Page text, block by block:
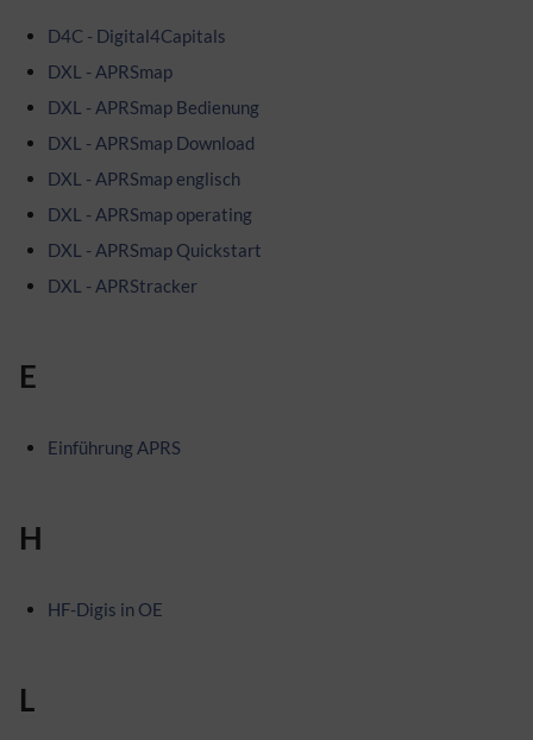
D4C - Digital4Capitals
DXL - APRSmap
DXL - APRSmap Bedienung
DXL - APRSmap Download
DXL - APRSmap englisch
DXL - APRSmap operating
DXL - APRSmap Quickstart
DXL - APRStracker
E
Einführung APRS
H
HF-Digis in OE
L